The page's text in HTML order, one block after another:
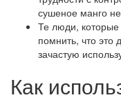
сушеное манго
Те люди,
помнить, что это
зачастую
Как